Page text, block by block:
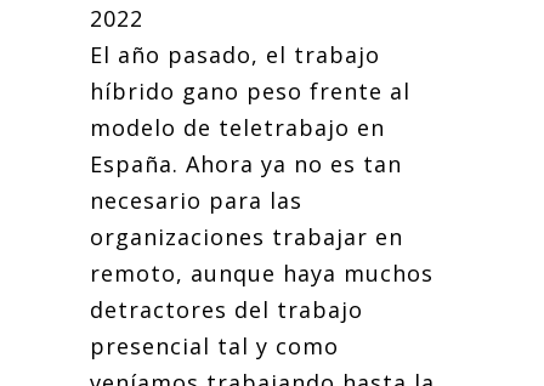
2022
El año pasado, el trabajo
híbrido gano peso frente al
modelo de teletrabajo en
España. Ahora ya no es tan
necesario para las
organizaciones trabajar en
remoto, aunque haya muchos
detractores del trabajo
presencial tal y como